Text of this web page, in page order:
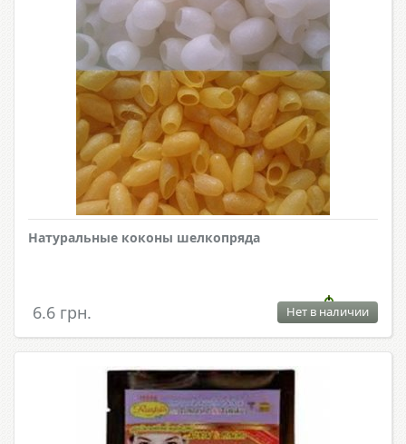
Натуральные коконы шелкопряда
6.6 грн. Нет в наличии